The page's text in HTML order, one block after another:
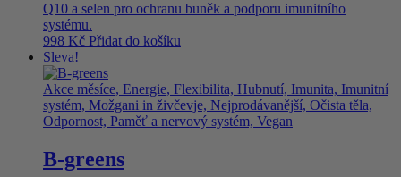
Q10 a selen pro ochranu buněk a podporu imunitního
systému.
998 Kč Přidat do košíku
Sleva!
Akce měsíce, Energie, Flexibilita, Hubnutí, Imunita, Imunitní
systém, Možgani in živčevje, Nejprodávanější, Očista těla,
Odpornost, Paměť a nervový systém, Vegan
B-greens